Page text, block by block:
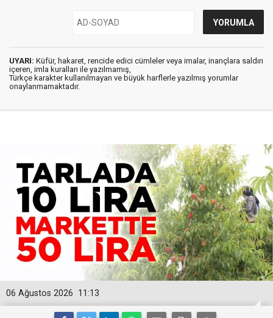
UYARI: Küfür, hakaret, rencide edici cümleler veya imalar, inançlara saldırı
içeren, imla kuralları ile yazılmamış,
Türkçe karakter kullanılmayan ve büyük harflerle yazılmış yorumlar
onaylanmamaktadır.
11:13
06 Ağustos 2026